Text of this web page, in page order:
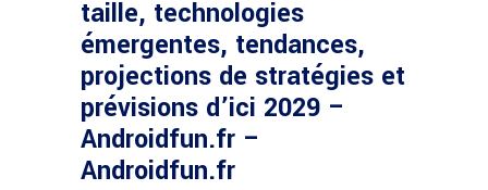
taille, technologies
émergentes, tendances,
projections de stratégies et
prévisions d’ici 2029 –
Androidfun.fr –
Androidfun.fr